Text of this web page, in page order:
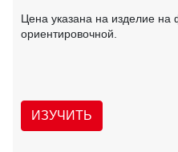
Цена указана на изделие на
ориентировочной.
ИЗУЧИТЬ